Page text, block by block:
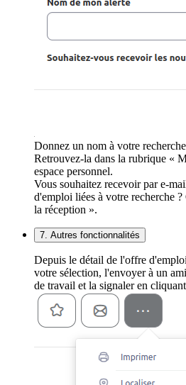
Donnez un nom à votre
Retrouvez-la dans la rubrique «
espace personnel.
Vous souhaitez recevoir par e-
d'emploi liées à votre recherche
la réception ».
7. Autres fonctionnalités
Depuis le détail de l'offre
votre sélection, l'envoyer à un
de travail et la signaler en